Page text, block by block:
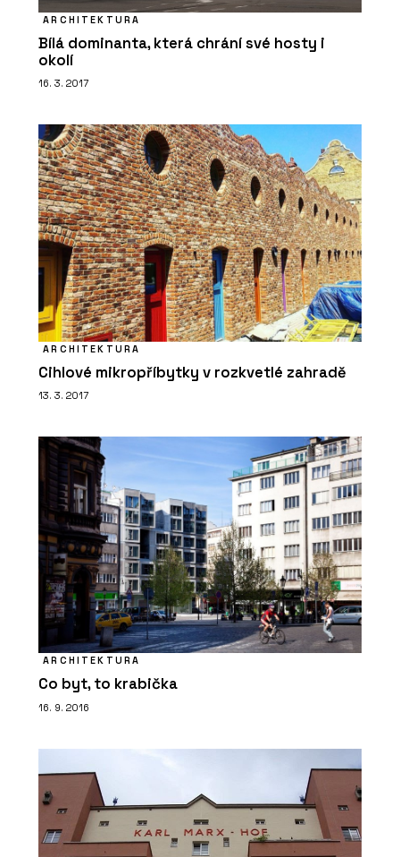
ARCHITEKTURA
Bílá dominanta, která chrání své hosty i
okolí
16. 3. 2017
ARCHITEKTURA
Cihlové mikropříbytky v rozkvetlé zahradě
13. 3. 2017
ARCHITEKTURA
Co byt, to krabička
16. 9. 2016